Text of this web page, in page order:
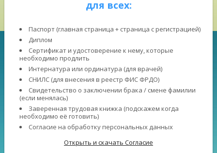
для всех:
Паспорт (главная страница + страница с регистрацией)
Диплом
Сертификат и удостоверение к нему, которые
необходимо продлить
Интернатура или ординатура (для врачей)
СНИЛС (для внесения в реестр ФИС ФРДО)
Свидетельство о заключении брака / смене фамилии
(если менялась)
Заверенная трудовая книжка (подскажем когда
необходимо её готовить)
Согласие на обработку персональных данных
Открыть и скачать Согласие